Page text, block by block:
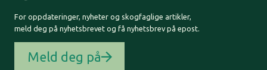
For oppdateringer, nyheter og skogfaglige artikler,
meld deg på nyhetsbrevet og få nyhetsbrev på epost.
Meld deg på